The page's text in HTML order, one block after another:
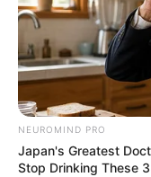
NEUROMIND PRO
Japan's Greatest
Stop Drinking These